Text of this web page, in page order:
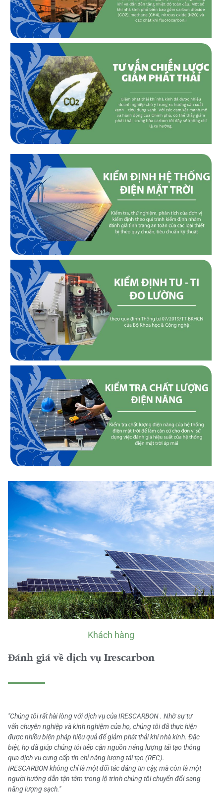
Khách hàng
Đánh giá về dịch vụ Irescarbon
"Chúng tôi rất hài lòng với dịch vụ của IRESCARBON . Nhờ sự tư
vấn chuyên nghiệp và kinh nghiệm của họ, chúng tôi đã thực hiện
được nhiều biện pháp hiệu quả để giảm phát thải khí nhà kính. Đặc
biệt, họ đã giúp chúng tôi tiếp cận nguồn năng lượng tái tạo thông
qua dịch vụ cung cấp tín chỉ năng lượng tái tạo (REC).
IRESCARBON không chỉ là một đối tác đáng tin cậy, mà còn là một
người hướng dẫn tận tâm trong lộ trình chúng tôi chuyển đổi sang
năng lượng sạch."